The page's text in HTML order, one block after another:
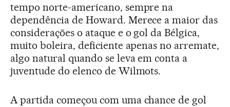
tempo norte-americano, sempre na
dependência de Howard. Merece a maior das
considerações o ataque e o gol da Bélgica,
muito boleira, deficiente apenas no arremate,
algo natural quando se leva em conta a
juventude do elenco de Wilmots.
A partida começou com uma chance de gol